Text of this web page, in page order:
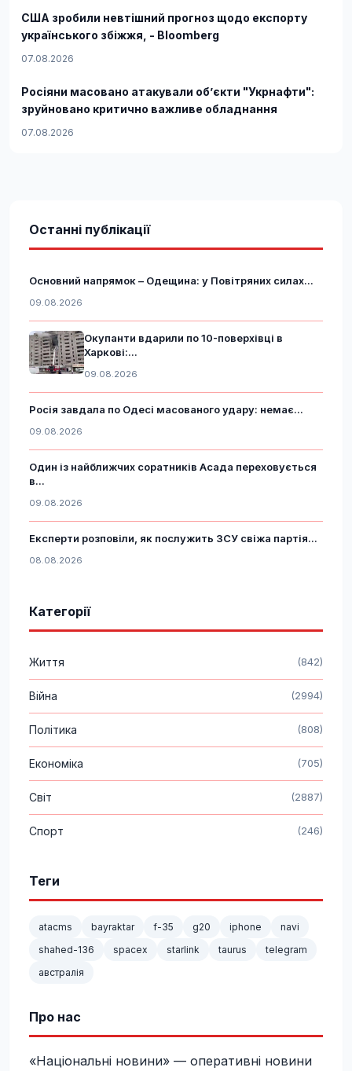
США зробили невтішний прогноз щодо експорту
українського збіжжя, - Bloomberg
07.08.2026
Росіяни масовано атакували обʼєкти "Укрнафти":
зруйновано критично важливе обладнання
07.08.2026
Останні публікації
Основний напрямок – Одещина: у Повітряних силах...
09.08.2026
Окупанти вдарили по 10-поверхівці в
Харкові:...
09.08.2026
Росія завдала по Одесі масованого удару: немає...
09.08.2026
Один із найближчих соратників Асада переховується
в...
09.08.2026
Експерти розповіли, як послужить ЗСУ свіжа партія...
08.08.2026
Категорії
Життя (842)
Війна (2994)
Політика (808)
Економіка (705)
Світ (2887)
Спорт (246)
Теги
atacms bayraktar f-35 g20 iphone
navi
shahed-136
spacex starlink taurus
telegram
австралія
Про нас
«Національні новини» — оперативні новини